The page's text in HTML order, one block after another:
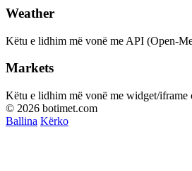
Weather
Këtu e lidhim më vonë me API (Open-
Markets
Këtu e lidhim më vonë me widget/iframe
© 2026 botimet.com
Ballina Kërko